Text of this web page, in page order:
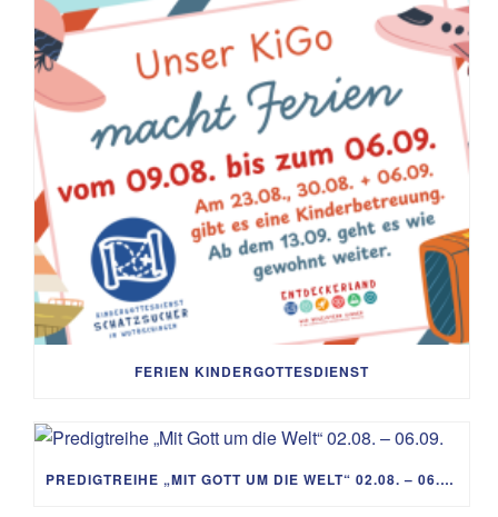
FERIEN KINDERGOTTESDIENST
PREDIGTREIHE „MIT GOTT UM DIE WELT“ 02.08. – 06.09.